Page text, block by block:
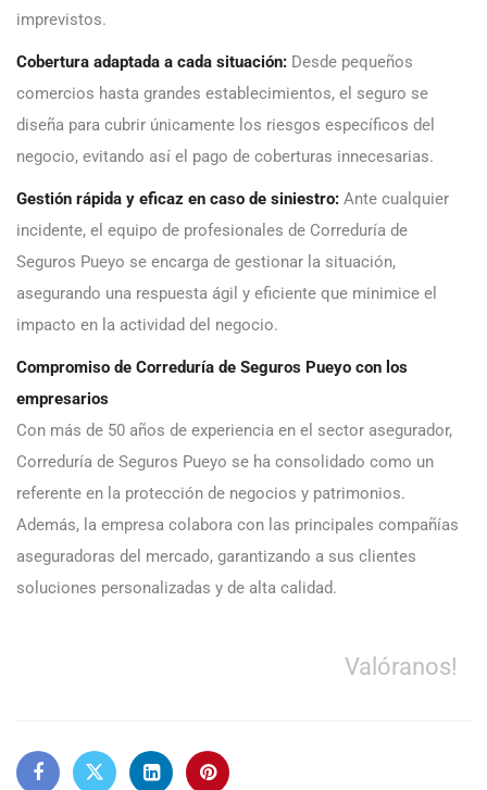
imprevistos.
Cobertura adaptada a cada situación: Desde pequeños
comercios hasta grandes establecimientos, el seguro se
diseña para cubrir únicamente los riesgos específicos del
negocio, evitando así el pago de coberturas innecesarias.
Gestión rápida y eficaz en caso de siniestro: Ante cualquier
incidente, el equipo de profesionales de Correduría de
Seguros Pueyo se encarga de gestionar la situación,
asegurando una respuesta ágil y eficiente que minimice el
impacto en la actividad del negocio.
Compromiso de Correduría de Seguros Pueyo con los
empresarios
Con más de 50 años de experiencia en el sector asegurador,
Correduría de Seguros Pueyo se ha consolidado como un
referente en la protección de negocios y patrimonios.
Además, la empresa colabora con las principales compañías
aseguradoras del mercado, garantizando a sus clientes
soluciones personalizadas y de alta calidad.
Valóranos!